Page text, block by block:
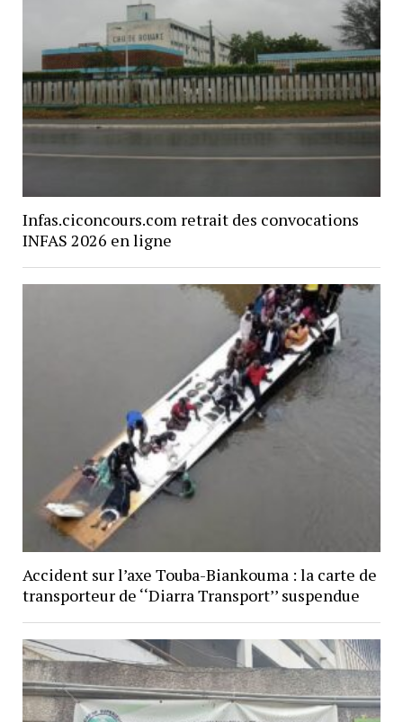
Infas.ciconcours.com retrait des convocations
INFAS 2026 en ligne
Accident sur l’axe Touba-Biankouma : la carte de
transporteur de ‘‘Diarra Transport’’ suspendue